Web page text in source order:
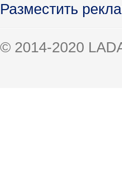
Разместить
© 2014-2020